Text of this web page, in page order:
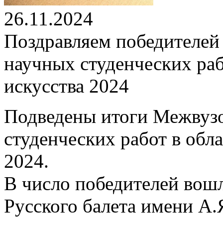
26.11.2024
Поздравляем
научных студенческих
искусства 2024
Подведены итоги
студенческих работ в
2024.
В число победителей
Русского балета имени